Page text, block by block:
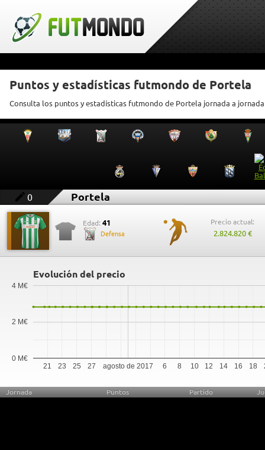
Puntos y estadísticas futmondo de Portela
Consulta los puntos y estadísticas futmondo de Portela jornada a jornada
0 Portela
Edad: 41
Defensa
Precio actual:
2.824.820 €
Evolución del precio
agosto de 2017
21 23 25 27 6 8 10 12 14 16 18
0 M€
2 M€
4 M€
Jornada Puntos Partido